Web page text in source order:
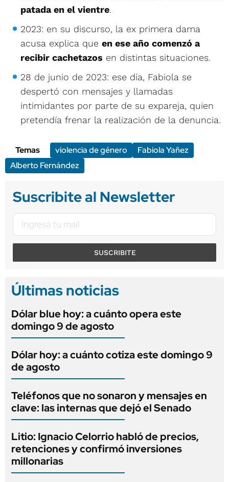
patada en el vientre.
2023: en su discurso, la ex primera dama
acusa explica que en ese año comenzó a
recibir cachetazos en distintas situaciones.
28 de junio de 2023: ese día, Fabiola se
despertó con mensajes y llamadas
intimidantes por parte de su expareja, quien
pretendía frenar la realización de la denuncia.
Temas violencia de género
Fabiola Yañez
Alberto Fernández
Suscribite al Newsletter
SUSCRIBITE
Últimas noticias
Dólar blue hoy: a cuánto opera este
domingo 9 de agosto
Dólar hoy: a cuánto cotiza este domingo 9
de agosto
Teléfonos que no sonaron y mensajes en
clave: las internas que dejó el Senado
Litio: Ignacio Celorrio habló de precios,
retenciones y confirmó inversiones
millonarias